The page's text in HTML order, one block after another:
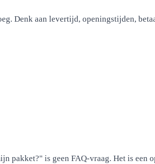
Denk aan levertijd, openingstijden,
is geen FAQ-vraag. Het is een